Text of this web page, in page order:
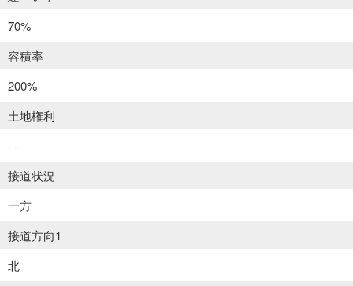
70%
容積率
200%
土地権利
---
接道状況
一方
接道方向1
北